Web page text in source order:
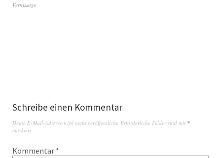
Vernissage
Schreibe einen Kommentar
Deine E-Mail-Adresse wird nicht veröffentlicht. Erforderliche Felder sind mit *
markiert
Kommentar *